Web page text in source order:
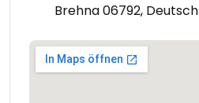
Brehna 06792,